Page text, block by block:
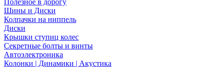
Полезное в дорогу
Шины и Диски
Колпачки на ниппель
Диски
Крышки ступиц колес
Секретные болты и винты
Автоэлектроника
Колонки | Динамики | Акустика